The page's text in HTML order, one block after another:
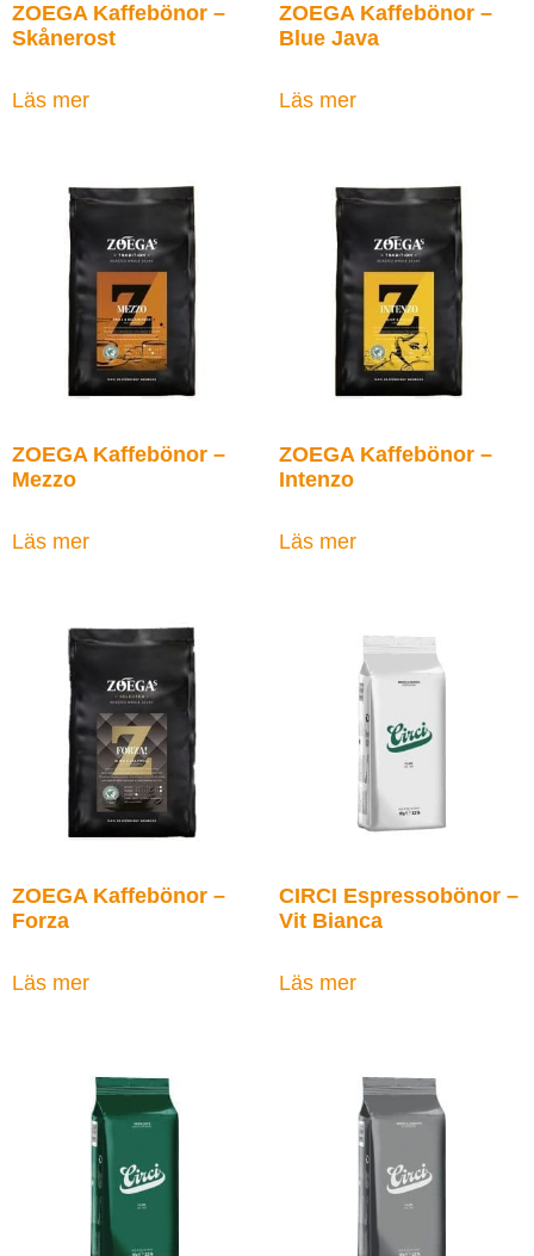
ZOEGA Kaffebönor –
Skånerost
Läs mer
ZOEGA Kaffebönor –
Blue Java
Läs mer
ZOEGA Kaffebönor –
Mezzo
Läs mer
ZOEGA Kaffebönor –
Intenzo
Läs mer
ZOEGA Kaffebönor –
Forza
Läs mer
CIRCI Espressobönor –
Vit Bianca
Läs mer